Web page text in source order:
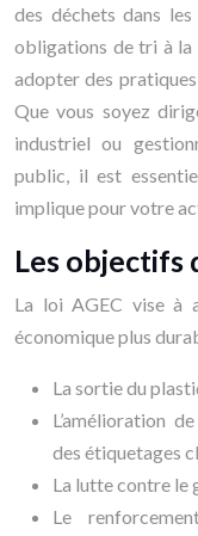
des déchets dans
obligations de tri à la
adopter des pratiques
Que vous soyez
industriel ou
public, il est
implique pour votre
Les objectifs
La loi AGEC vise à
économique plus
La sortie du
L’amélioration
des étiquetages
La lutte contre le
Le